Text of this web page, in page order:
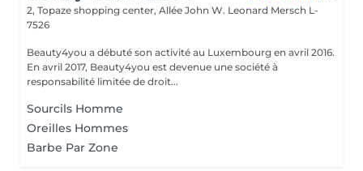
2, Topaze shopping center, Allée John W. Leonard Mersch L-
7526
Beauty4you a débuté son activité au Luxembourg en avril 2016.
En avril 2017, Beauty4you est devenue une société à
responsabilité limitée de droit...
Sourcils Homme
Oreilles Hommes
Barbe Par Zone